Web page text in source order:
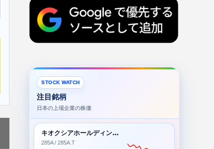
STOCK WATCH
注目銘柄
日本の上場企業の株価
キオクシアホールディングス株式会社
285A / 285A.T